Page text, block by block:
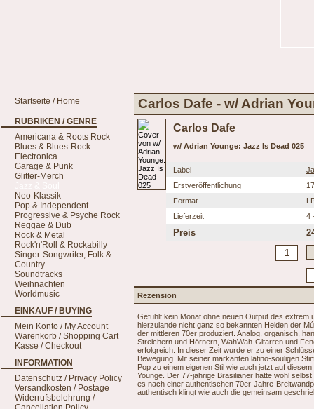
Startseite / Home
RUBRIKEN / GENRE
Americana & Roots Rock
Blues & Blues-Rock
Electronica
Garage & Punk
Glitter-Merch
Neo-Klassik
Pop & Independent
Progressive & Psyche Rock
Reggae & Dub
Rock & Metal
Rock'n'Roll & Rockabilly
Singer-Songwriter, Folk &
Country
Soundtracks
Weihnachten
Worldmusic
EINKAUF / BUYING
Mein Konto / My Account
Warenkorb / Shopping Cart
Kasse / Checkout
INFORMATION
Datenschutz / Privacy Policy
Versandkosten / Postage
Widerrufsbelehrung /
Carlos Dafe - w/ Adrian
Carlos Dafe
w/ Adrian Younge: Jazz Is Dead 025
Label
Erstveröffentlichung
Format
Lieferzeit
4
Preis
Rezension
Gefühlt kein Monat ohne neuen Output des extrem
hierzulande nicht ganz so bekannten Helden der
der mittleren 70er produziert. Analog, organisch,
Streichern und Hörnern, WahWah-Gitarren und
erfolgreich. In dieser Zeit wurde er zu einer
Bewegung. Mit seiner markanten latino-souligen
Pop zu einem eigenen Stil wie auch jetzt auf
Younge. Der 77-jährige Brasilianer hätte wohl
es nach einer authentischen 70er-Jahre-
authentisch klingt wie auch die gemeinsam